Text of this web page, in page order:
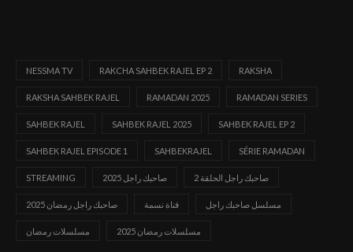
NESSMA TV RAKCHA SAHBEK RAJEL EP 2 RAKSHA
RAKSHA SAHBEK RAJEL RAMADAN 2025 RAMADAN SERIES
SAHBEK RAJEL SAHBEK RAJEL 2025 SAHBEK RAJEL EP 2
SAHBEK RAJEL EPISODE 1 SAHBEKRAJEL SÉRIE RAMADAN
STREAMING صاحبك راجل 2025 صاحبك راجل الحلقة 2
صاحبك راجل رمضان 2025 قناة نسمة مسلسل صاحبك راجل
مسلسلات رمضان مسلسلات رمضان 2025